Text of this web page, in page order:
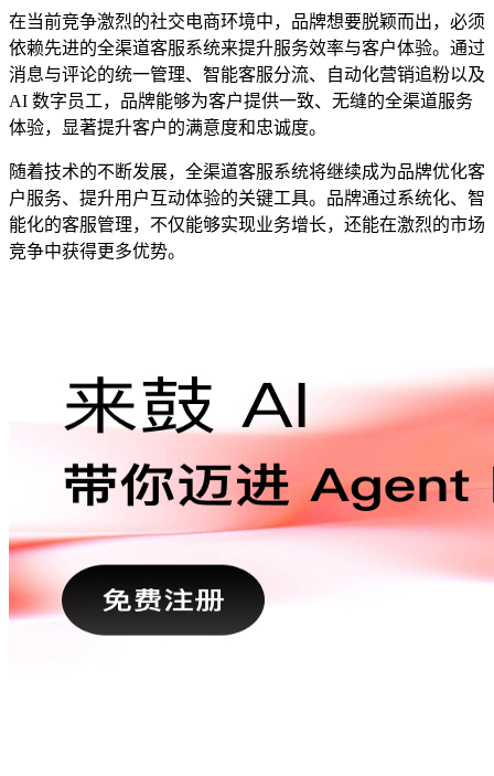
在当前竞争激烈的社交电商环境中，品牌想要脱颖而出，必须
依赖先进的全渠道客服系统来提升服务效率与客户体验。通过
消息与评论的统一管理、智能客服分流、自动化营销追粉以及
AI 数字员工，品牌能够为客户提供一致、无缝的全渠道服务
体验，显著提升客户的满意度和忠诚度。
随着技术的不断发展，全渠道客服系统将继续成为品牌优化客
户服务、提升用户互动体验的关键工具。品牌通过系统化、智
能化的客服管理，不仅能够实现业务增长，还能在激烈的市场
竞争中获得更多优势。